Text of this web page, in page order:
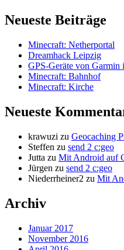
Neueste Beiträge
Minecraft: Netherportal
Dreamhack Leipzig
GPS-Geräte von Garmin
Minecraft: Bahnhof
Minecraft: Kirche
Neueste
krawuzi zu Geocaching
Steffen zu send 2 c:geo
Jutta zu Mit Android auf
Jürgen zu send 2 c:geo
Niederrheiner2 zu Mit
Archiv
Januar 2017
November 2016